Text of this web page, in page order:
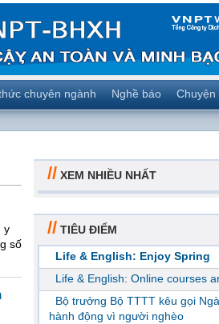
chuyên ngành Nghề báo
y
số
// XEM NHIỀU NHẤT
// TIÊU ĐIỂM
Life & English: Enjoy Spring
Life & English: Online courses
Bộ trưởng Bộ TTTT kêu gọi
hành động vì người nghèo